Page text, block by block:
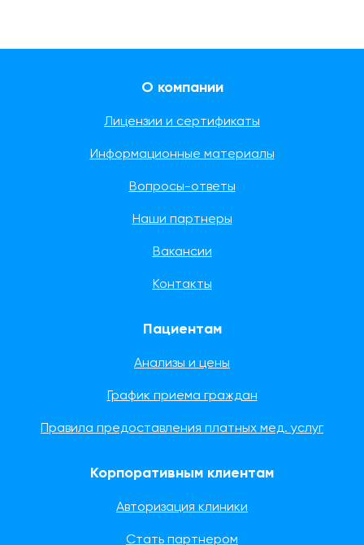
О компании
Лицензии и сертификаты
Информационные материалы
Вопросы-ответы
Наши партнеры
Вакансии
Контакты
Пациентам
Анализы и цены
График приема граждан
Правила предоставления платных мед. услуг
Корпоративным клиентам
Авторизация клиники
Стать партнером